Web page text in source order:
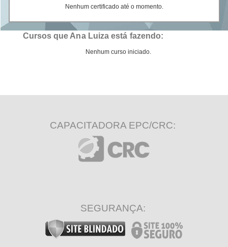
Nenhum certificado até o momento.
Cursos que Ana Luiza está fazendo:
Nenhum curso iniciado.
CAPACITADORA EPC/CRC:
SEGURANÇA: